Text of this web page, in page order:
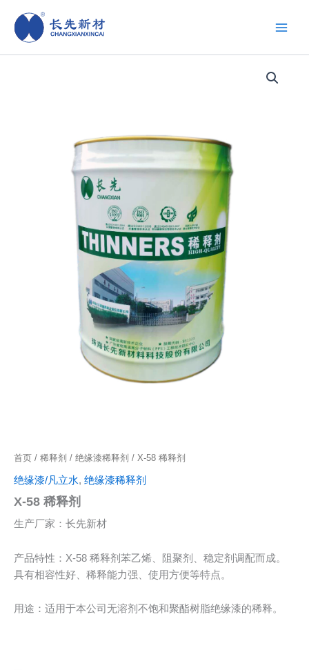
容
首页 / 稀释剂 / 绝缘漆稀释剂 / X-58 稀释剂
绝缘漆/凡立水, 绝缘漆稀释剂
X-58 稀释剂
生产厂家：长先新材
产品特性：X-58 稀释剂苯乙烯、阻聚剂、稳定剂调配而成。
具有相容性好、稀释能力强、使用方便等特点。
用途：适用于本公司无溶剂不饱和聚酯树脂绝缘漆的稀释。